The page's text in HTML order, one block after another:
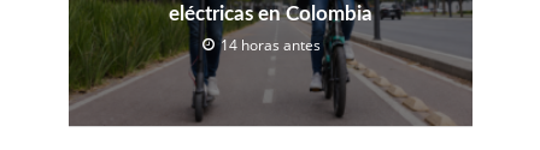
eléctricas en Colombia
14 horas antes